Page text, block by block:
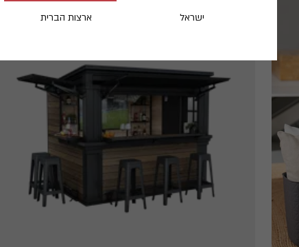
ישראל ארצות הברית